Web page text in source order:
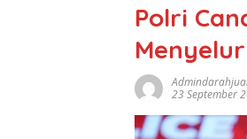
Polri
23 September